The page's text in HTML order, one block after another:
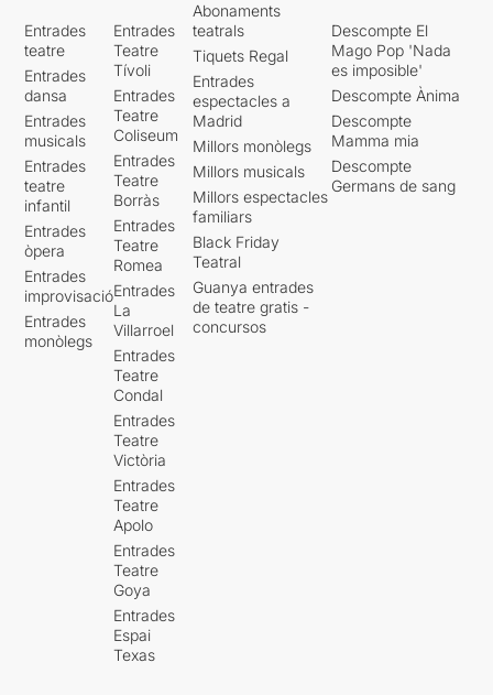
Entrades
teatre
Entrades
dansa
Entrades
musicals
Entrades
teatre
infantil
Entrades
òpera
Entrades
improvisació
Entrades
monòlegs
Entrades
Teatre
Tívoli
Entrades
Teatre
Coliseum
Entrades
Teatre
Borràs
Entrades
Teatre
Romea
Entrades
La
Villarroel
Entrades
Teatre
Condal
Entrades
Teatre
Victòria
Entrades
Teatre
Apolo
Entrades
Teatre
Goya
Entrades
Espai
Texas
Abonaments
teatrals
Tiquets Regal
Entrades
espectacles a
Madrid
Millors monòlegs
Millors musicals
Millors espectacles
familiars
Black Friday
Teatral
Guanya entrades
de teatre gratis -
concursos
Descompte El
Mago Pop 'Nada
es imposible'
Descompte Ànima
Descompte
Mamma mia
Descompte
Germans de sang